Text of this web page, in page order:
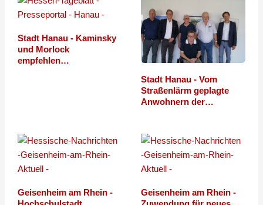
Stadt Hanau - Kaminsky
und Morlock
empfehlen…
Stadt Hanau - Vom
Straßenlärm geplagte
Anwohnern der…
Geisenheim am Rhein -
Geisenheim am Rhein -